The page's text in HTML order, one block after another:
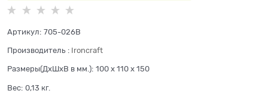
Артикул: 705-026B
Производитель : Ironcraft
Размеры(ДхШхВ в мм.): 100 x 110 x 150
Вес: 0,13 кг.